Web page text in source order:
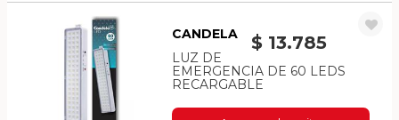
$ 13.785
CANDELA
LUZ DE
EMERGENCIA DE 60 LEDS
RECARGABLE